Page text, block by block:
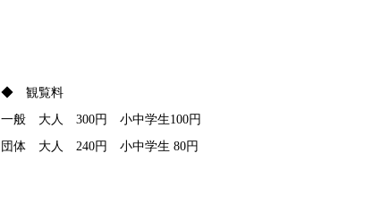
◆ 観覧料
一般 大人 300円 小中学生100円
団体 大人 240円 小中学生 80円